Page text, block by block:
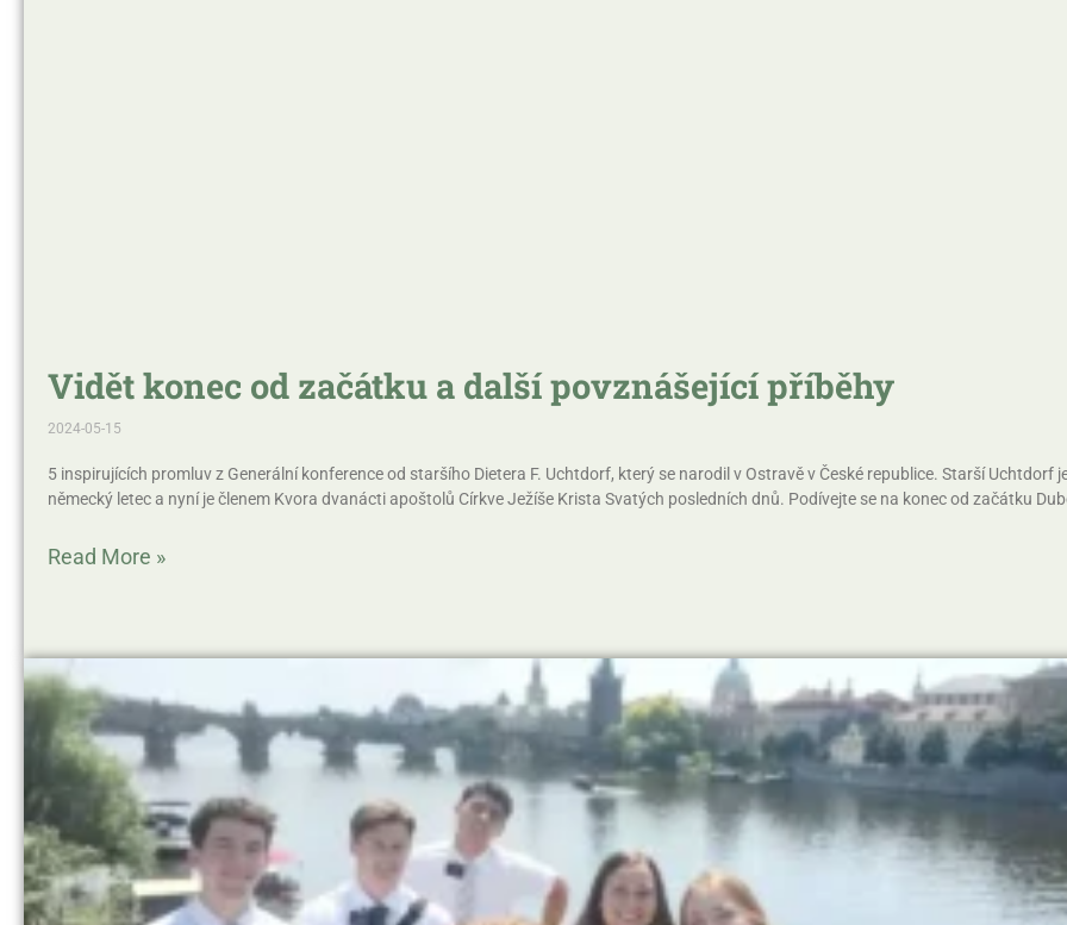
Vidět konec od začátku a další povznášející příběhy
2024-05-15
5 inspirujících promluv z Generální konference od staršího Dietera F. Uchtdorf, který se narodil v Ostravě v České republice. Starší Uchtdorf
německý letec a nyní je členem Kvora dvanácti apoštolů Církve Ježíše Krista Svatých posledních dnů. Podívejte se na konec od začátku
Read More »